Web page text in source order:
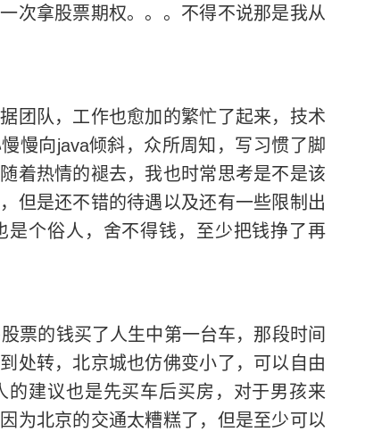
次拿股票期权。。。不得不说那是我从
队，工作也愈加的繁忙了起来，技术
慢向java倾斜，众所周知，写习惯了脚
着热情的褪去，我也时常思考是不是该
但是还不错的待遇以及还有一些限制出
个俗人，舍不得钱，至少把钱挣了再
票的钱买了人生中第一台车，那段时间
处转，北京城也仿佛变小了，可以自由
建议也是先买车后买房，对于男孩来
为北京的交通太糟糕了，但是至少可以